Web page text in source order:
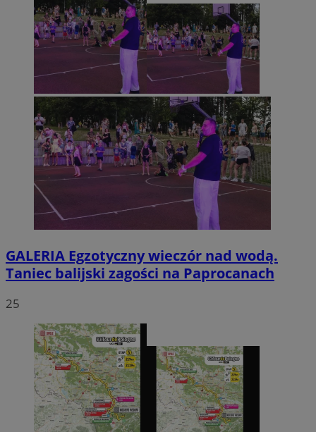
GALERIA Egzotyczny wieczór nad wodą.
Taniec balijski zagości na Paprocanach
25